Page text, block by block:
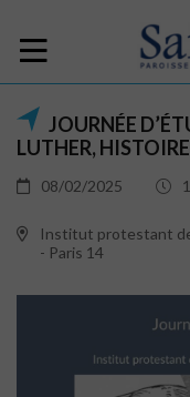
JOURNÉE
LUTHER,
08/02/2025
Institut protestant
- Paris 14